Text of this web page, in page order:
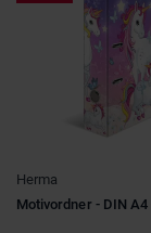
nur Neuheiten
Leitz
Mica College(8)
Strassenkicker (1)
Herma
Motivordner - DIN A4